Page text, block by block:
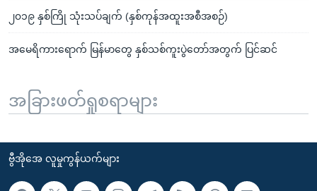
၂၀၁၉ နှစ်ကြို သုံးသပ်ချက် (နှစ်ကုန်အထူးအစီအစဉ်)
အမေရိကားရောက် မြန်မာတွေ နှစ်သစ်ကူးပွဲတော်အတွက် ပြင်ဆင်
အခြားဖတ်ရှုစရာများ
ဗွီအိုအေ လူမှုကွန်ယက်များ